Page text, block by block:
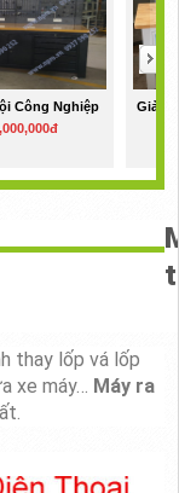
Công Nghiệp
Giả
thay lốp vá lốp
xe máy… Máy ra